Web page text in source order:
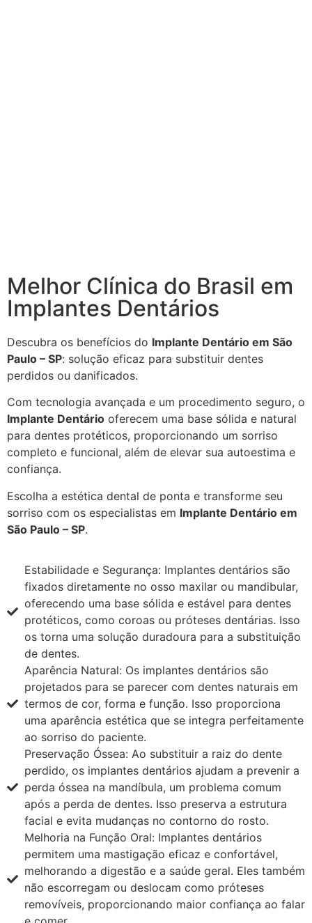
Melhor Clínica do Brasil em
Implantes Dentários
Descubra os benefícios do Implante Dentário em São
Paulo – SP: solução eficaz para substituir dentes
perdidos ou danificados.
Com tecnologia avançada e um procedimento seguro, o
Implante Dentário oferecem uma base sólida e natural
para dentes protéticos, proporcionando um sorriso
completo e funcional, além de elevar sua autoestima e
confiança.
Escolha a estética dental de ponta e transforme seu
sorriso com os especialistas em Implante Dentário em
São Paulo – SP.
Estabilidade e Segurança: Implantes dentários são
fixados diretamente no osso maxilar ou mandibular,
oferecendo uma base sólida e estável para dentes
protéticos, como coroas ou próteses dentárias. Isso
os torna uma solução duradoura para a substituição
de dentes.
Aparência Natural: Os implantes dentários são
projetados para se parecer com dentes naturais em
termos de cor, forma e função. Isso proporciona
uma aparência estética que se integra perfeitamente
ao sorriso do paciente.
Preservação Óssea: Ao substituir a raiz do dente
perdido, os implantes dentários ajudam a prevenir a
perda óssea na mandíbula, um problema comum
após a perda de dentes. Isso preserva a estrutura
facial e evita mudanças no contorno do rosto.
Melhoria na Função Oral: Implantes dentários
permitem uma mastigação eficaz e confortável,
melhorando a digestão e a saúde geral. Eles também
não escorregam ou deslocam como próteses
removíveis, proporcionando maior confiança ao falar